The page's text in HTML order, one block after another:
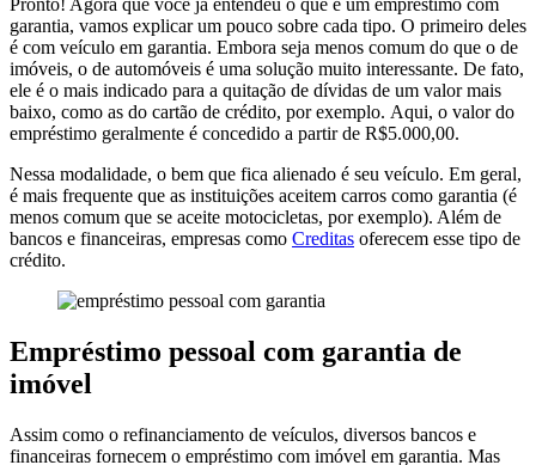
garantia, vamos explicar um pouco sobre cada tipo. O primeiro deles
é com veículo em garantia. Embora seja menos comum do que o de
imóveis, o de automóveis é uma solução muito interessante. De fato,
ele é o mais indicado para a quitação de dívidas de um valor mais
baixo, como as do cartão de crédito, por exemplo. Aqui, o valor do
empréstimo geralmente é concedido a partir de R$5.000,00.
Nessa modalidade, o bem que fica alienado é seu veículo. Em geral,
é mais frequente que as instituições aceitem carros como garantia (é
menos comum que se aceite motocicletas, por exemplo). Além de
bancos e financeiras, empresas como Creditas oferecem esse tipo de
crédito.
Empréstimo pessoal com garantia de
imóvel
Assim como o refinanciamento de veículos, diversos bancos e
financeiras fornecem o empréstimo com imóvel em garantia. Mas